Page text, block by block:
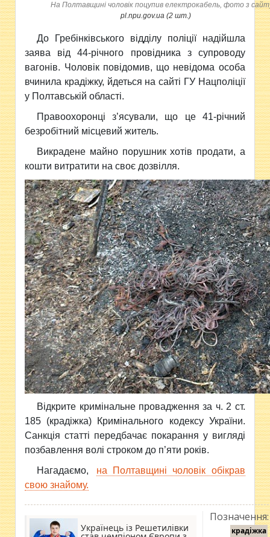
На Полтавщині чоловік поцупив електрокабель, фото з
pl.npu.gov.ua (2 шт.)
До Гребінківського відділу поліції надійшла
заява від 44-річного провідника з супроводу
вагонів. Чоловік повідомив, що невідома особа
вчинила крадіжку, йдеться на сайті ГУ Нацполіції
у Полтавській області.
Правоохоронці з’ясували, що це 41-річний
безробітний місцевий житель.
Викрадене майно порушник хотів продати, а
кошти витратити на своє дозвілля.
Відкрите кримінальне провадження за ч. 2 ст.
185 (крадіжка) Кримінального кодексу України.
Санкція статті передбачає покарання у вигляді
позбавлення волі строком до п’яти років.
Нагадаємо,
на Полтавщині чоловік обікрав
свою знайому.
Українець із Решетилівки
Позначення:
крадіжка